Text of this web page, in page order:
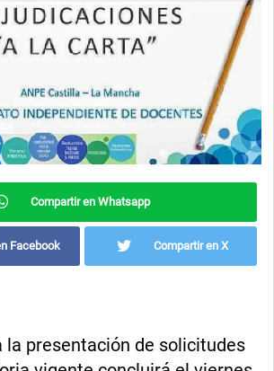
Compartir en Whatsapp
Facebook Compartir en X
la presentación de solicitudes